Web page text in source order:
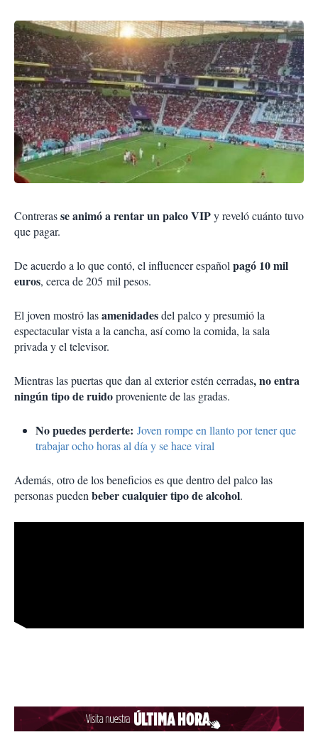
Contrerasse animó a rentar un palco VIPy reveló cuánto tuvo
que pagar.
De acuerdo a lo que contó, el influencer españolpagó 10 mil
euros, cerca de 205 mil pesos.
El joven mostró lasamenidadesdel palco y presumió la
espectacular vista a la cancha, así como la comida, la sala
privada y el televisor.
Mientras las puertas que dan al exterior estén cerradas, no entra
ningún tipo de ruidoproveniente de las gradas.
No puedes perderte: Joven rompe en llanto por tener que
trabajar ocho horas al día y se hace viral
Además, otro de los beneficios es que dentro del palco las
personas puedenbeber cualquier tipo de alcohol.